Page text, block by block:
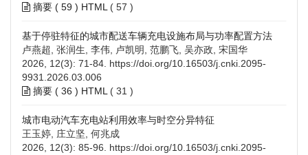
摘要 ( 59 ) HTML ( 57 )
基于停驻特征的城市配送车辆充电设施布局与功率配置方法
卢燕超, 张润生, 李伟, 卢凯明, 范鹏飞, 吴亦政, 宋国华
2026, 12(3): 71-84. https://doi.org/10.16503/j.cnki.2095-
9931.2026.03.006
摘要 ( 36 ) HTML ( 31 )
城市电动汽车充电站利用效率与时空分异特征
王玉婷, 庄立坚, 何兆成
2026, 12(3): 85-96. https://doi.org/10.16503/j.cnki.2095-